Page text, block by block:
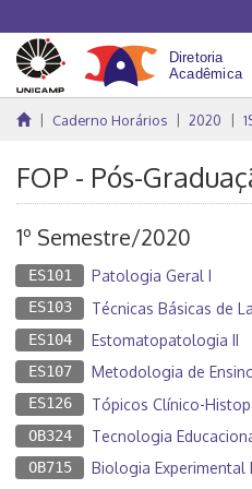
Caderno Horários 2020
FOP - Pós-
1º Semestre/2020
ES101 Patologia Geral I
ES103 Técnicas Básicas de
ES104 Estomatopatologia II
ES107 Metodologia de
ES126 Tópicos Clínico-
OB324 Tecnologia
OB715 Biologia Experimental I